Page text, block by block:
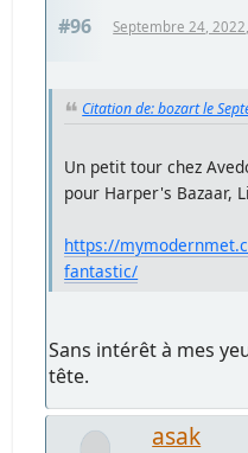
#96 Septembre 24,
Citation de: bozart le
Un petit tour chez
pour Harper's Bazaar,
https://
fantastic/
Sans intérêt à mes
tête.
asak